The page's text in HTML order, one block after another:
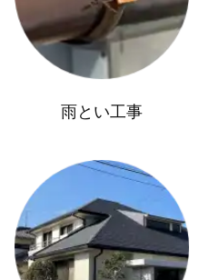
雨とい工事